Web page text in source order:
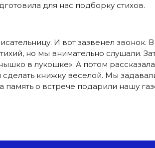
для нас подборку стихов.
И вот зазвенел
но мы внимательно слушали.
в лукошке». А потом
книжку веселой. Мы
память о встрече подарили нашу